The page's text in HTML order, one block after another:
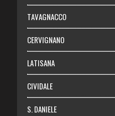
Chi siamo
Abbonati
Login
TAVAGNACCO
CERVIGNANO
LATISANA
CIVIDALE
S. DANIELE